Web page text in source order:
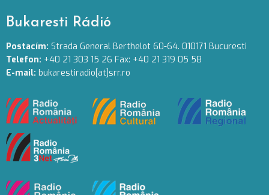
Bukaresti Rádió
Postacím: Strada General Berthelot 60-64. 010171 Bucuresti
Telefon: +40 21 303 15 26 Fax: +40 21 319 05 58
E-mail: bukarestiradio[at]srr.ro